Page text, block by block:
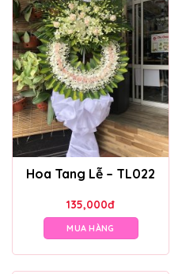
Hoa Tang Lễ – TL022
135,000đ
MUA HÀNG